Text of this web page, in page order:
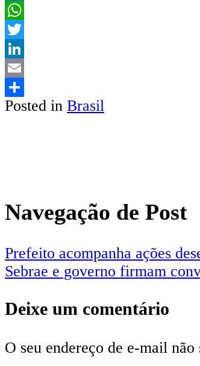
Facebook
WhatsApp
Twitter
LinkedIn
Email
Share
Posted in Brasil
Navegação de Post
Prefeito acompanha ações
Sebrae e governo firmam
Deixe um comentário
O seu endereço de e-mail